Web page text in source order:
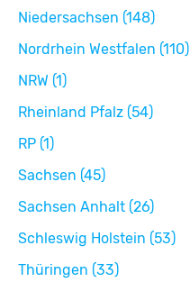
Niedersachsen (148)
Nordrhein Westfalen (110)
NRW (1)
Rheinland Pfalz (54)
RP (1)
Sachsen (45)
Sachsen Anhalt (26)
Schleswig Holstein (53)
Thüringen (33)